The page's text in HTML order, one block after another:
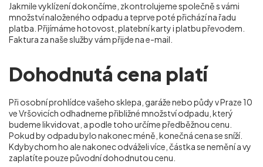
Jakmile vyklízení dokončíme, zkontrolujeme společně s vámi
množství naloženého odpadu a teprve poté přichází na řadu
platba. Přijímáme hotovost, platební karty i platbu převodem.
Faktura za naše služby vám přijde na e-mail.
Dohodnutá cena platí
Při osobní prohlídce vašeho sklepa, garáže nebo půdy v Praze 10
ve Vršovicích odhadneme přibližné množství odpadu, který
budeme likvidovat, a podle toho určíme předběžnou cenu.
Pokud by odpadu bylo nakonec méně, konečná cena se sníží.
Kdybychom ho ale nakonec odváželi více, částka se nemění a vy
zaplatíte pouze původní dohodnutou cenu.